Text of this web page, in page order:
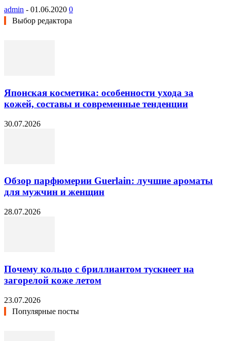
admin - 01.06.2020 0
Выбор редактора
Японская косметика: особенности ухода за
кожей, составы и современные тенденции
30.07.2026
Обзор парфюмерии Guerlain: лучшие ароматы
для мужчин и женщин
28.07.2026
Почему кольцо с бриллиантом тускнеет на
загорелой коже летом
23.07.2026
Популярные посты